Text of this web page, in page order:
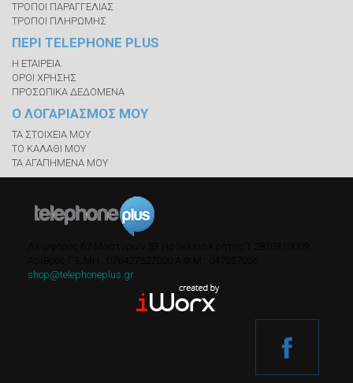
ΤΡΟΠΟΙ ΠΑΡΑΓΓΕΛΙΑΣ
ΤΡΟΠΟΙ ΠΛΗΡΩΜΗΣ
ΠΕΡΙ TELEPHONE PLUS
Η ΕΤΑΙΡΕΙΑ
ΟΡΟΙ ΧΡΗΣΗΣ
ΠΡΟΣΩΠΙΚΑ ΔΕΔΟΜΕΝΑ
Ο ΛΟΓΑΡΙΑΣΜΟΣ ΜΟΥ
ΤΑ ΣΤΟΙΧΕΙΑ ΜΟΥ
ΤΟ ΚΑΛΑΘΙ ΜΟΥ
ΤΑ ΑΓΑΠΗΜΕΝΑ ΜΟΥ
shop@telephoneplus.gr